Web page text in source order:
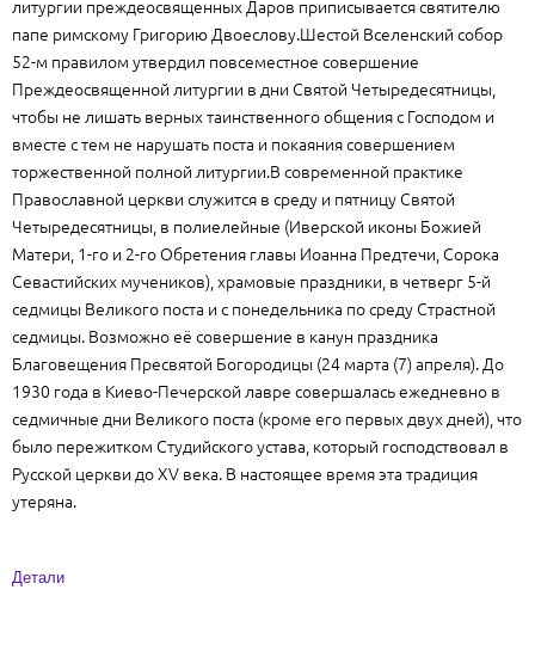
литургии преждеосвященных Даров приписывается святителю
папе римскому Григорию Двоеслову.Шестой Вселенский собор
52-м правилом утвердил повсеместное совершение
Преждеосвященной литургии в дни Святой Четыредесятницы,
чтобы не лишать верных таинственного общения с Господом и
вместе с тем не нарушать поста и покаяния совершением
торжественной полной литургии.В современной практике
Православной церкви служится в среду и пятницу Святой
Четыредесятницы, в полиелейные (Иверской иконы Божией
Матери, 1-го и 2-го Обретения главы Иоанна Предтечи, Сорока
Севастийских мучеников), храмовые праздники, в четверг 5-й
седмицы Великого поста и с понедельника по среду Страстной
седмицы. Возможно её совершение в канун праздника
Благовещения Пресвятой Богородицы (24 марта (7) апреля). До
1930 года в Киево-Печерской лавре совершалась ежедневно в
седмичные дни Великого поста (кроме его первых двух дней), что
было пережитком Студийского устава, который господствовал в
Русской церкви до XV века. В настоящее время эта традиция
утеряна.
Детали